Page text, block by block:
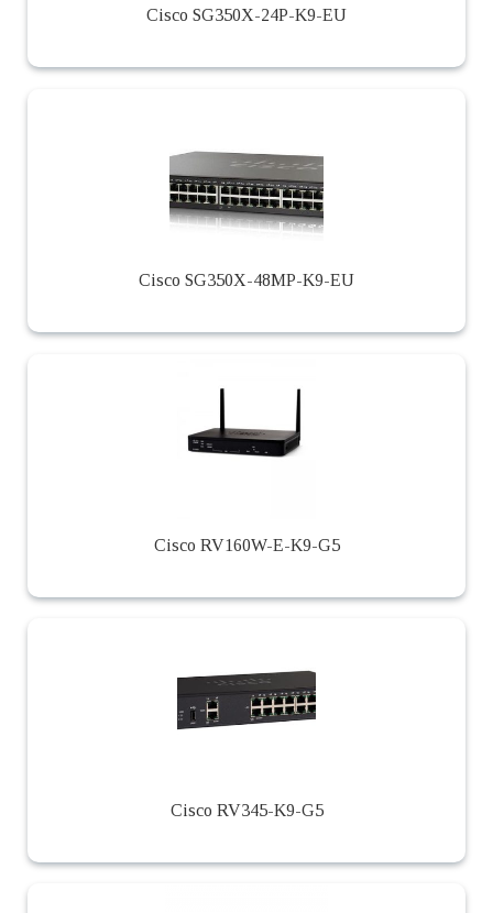
Cisco SG350X-24P-K9-EU
Cisco SG350X-48MP-K9-EU
Cisco RV160W-E-K9-G5
Cisco RV345-K9-G5